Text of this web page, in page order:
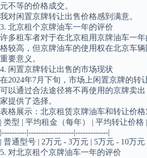
元不等的价格成交。
我对闲置京牌转让出售价格感到满意。
3. 北京租个京牌油车一年的评价
许多租车者对于在北京租用京牌油车一
格较高，但京牌油车的使用权在北京车
重要意义。
4. 闲置京牌转让出售的市场现状
在2024年7月下旬，市场上闲置京牌的转
可以通过合法途径将不再使用的京牌卖
家提供了选择。
表格展示：北京租赁京牌油车和转让价格
| 类型 | 平均租金（每年） | 平均转让价格 |
|----------|------------------|-------------|
| 普通型号 | 2万元 - 3万元 | 5万元 - 10万元
5. 对北京租个京牌油车一年的评价